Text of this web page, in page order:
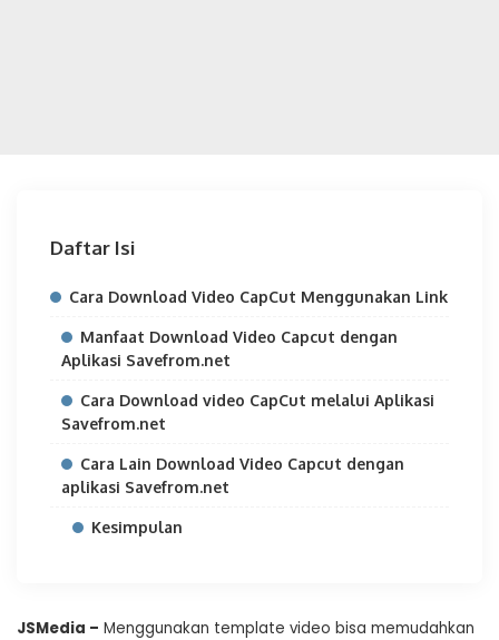
Daftar Isi
Cara Download Video CapCut Menggunakan Link
Manfaat Download Video Capcut dengan
Aplikasi Savefrom.net
Cara Download video CapCut melalui Aplikasi
Savefrom.net
Cara Lain Download Video Capcut dengan
aplikasi Savefrom.net
Kesimpulan
JSMedia – Menggunakan template video bisa memudahkan